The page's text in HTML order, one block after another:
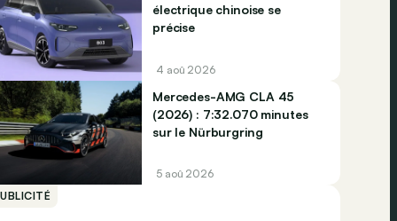
électrique chinoise se
précise
4 aoû 2026
Mercedes-AMG CLA 45
(2026) : 7:32.070 minutes
sur le Nürburgring
5 aoû 2026